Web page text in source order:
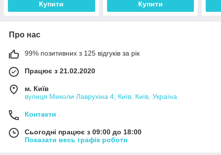
Купити Купити
Про нас
99% позитивних з 125 відгуків за рік
Працює з 21.02.2020
м. Київ
вулиця Миколи Лаврухіна 4, Київ, Київ, Україна
Контакти
Сьогодні працює з 09:00 до 18:00
Показати весь графік роботи